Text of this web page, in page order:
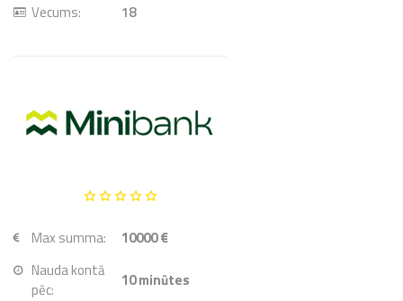
Vecums: 18
Max summa:
10000 €
Nauda kontā
pēc:
10minūtes